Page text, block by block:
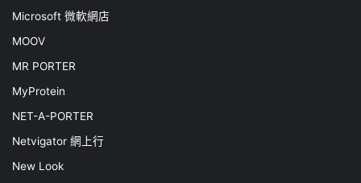
Microsoft 微軟網店
MOOV
MR PORTER
MyProtein
NET-A-PORTER
Netvigator 網上行
New Look